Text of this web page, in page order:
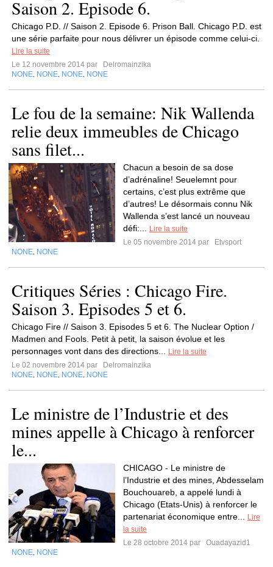
Saison 2. Episode 6.
Chicago P.D. // Saison 2. Episode 6. Prison Ball. Chicago P.D. est
une série parfaite pour nous délivrer un épisode comme celui-ci.
Lire la suite
Le 12 novembre 2014 par
Delromainzika
NONE NONE NONE NONE
Le fou de la semaine: Nik Wallenda
relie deux immeubles de Chicago
sans filet...
Chacun a besoin de sa dose
d’adrénaline! Seuelemnt pour
certains, c’est plus extrême que
d’autres! Le désormais connu Nik
Wallenda s’est lancé un nouveau
défi:...
Lire la suite
Le 05 novembre 2014 par
Etvsport
NONE NONE
Critiques Séries : Chicago Fire.
Saison 3. Episodes 5 et 6.
Chicago Fire // Saison 3. Episodes 5 et 6. The Nuclear Option /
Madmen and Fools. Petit à petit, la saison évolue et les
personnages vont dans des directions...
Lire la suite
Le 02 novembre 2014 par
Delromainzika
NONE NONE NONE NONE
Le ministre de l’Industrie et des
mines appelle à Chicago à renforcer
le...
CHICAGO - Le ministre de
l’Industrie et des mines, Abdesselam
Bouchouareb, a appelé lundi à
Chicago (Etats-Unis) à renforcer le
partenariat économique entre...
Lire
la suite
Le 28 octobre 2014 par
Ouadayazid1
NONE NONE